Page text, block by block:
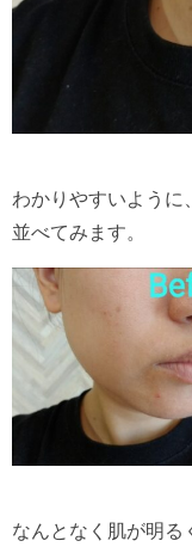
わかりやすいように
並べてみます。
なんとなく肌が明る